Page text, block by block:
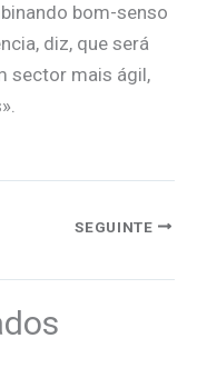
bom-senso
diz, que será
sector mais ágil,
SEGUINTE